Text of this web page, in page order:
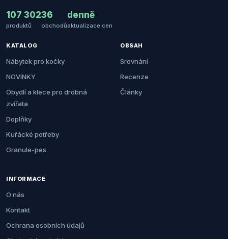
107 302
produktů
36
obchodů
denně
aktualizace cen
KATALOG
Nábytek pro kočky
NOVINKY
Obydlí a klece pro drobná
zvířata
Doplňky
Kuřácké potřeby
Granule-pes
OBSAH
Srovnání
Recenze
Články
INFORMACE
O nás
Kontakt
Ochrana osobních údajů